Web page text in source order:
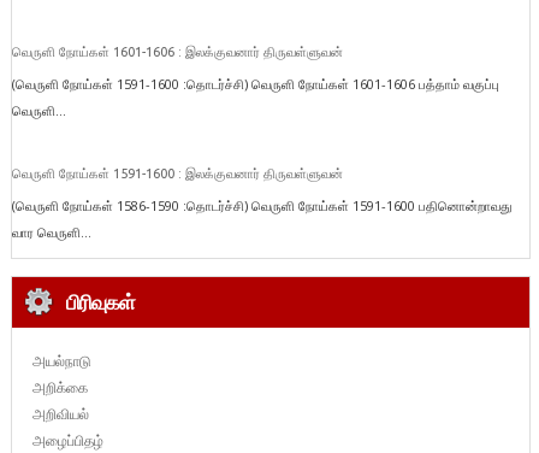
வெருளி நோய்கள் 1601-1606 : இலக்குவனார் திருவள்ளுவன்
(வெருளி நோய்கள் 1591-1600 :தொடர்ச்சி) வெருளி நோய்கள் 1601-1606 பத்தாம் வகுப்பு
வெருளி...
வெருளி நோய்கள் 1591-1600 : இலக்குவனார் திருவள்ளுவன்
(வெருளி நோய்கள் 1586-1590 :தொடர்ச்சி) வெருளி நோய்கள் 1591-1600 பதினொன்றாவது
வார வெருளி...
பிரிவுகள்
அயல்நாடு
அறிக்கை
அறிவியல்
அழைப்பிதழ்